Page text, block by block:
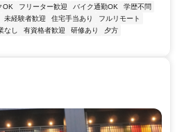
OK フリーター歓迎 バイク通勤OK
学歴不問
未経験者歓迎 住宅手当あり
フルリモート
なし 有資格者歓迎 研修あり
夕方